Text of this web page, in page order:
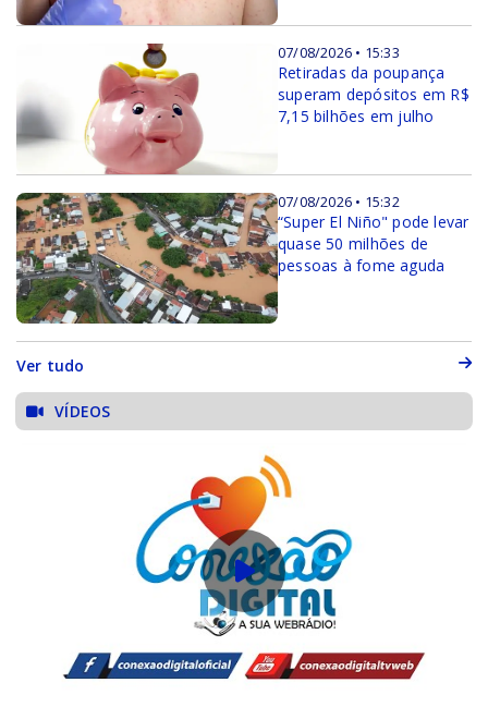
07/08/2026 • 15:33
Retiradas da poupança
superam depósitos em R$
7,15 bilhões em julho
07/08/2026 • 15:32
“Super El Niño" pode levar
quase 50 milhões de
pessoas à fome aguda
Ver tudo
VÍDEOS